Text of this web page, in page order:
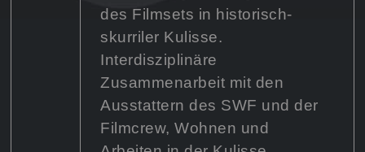
des Filmsets in historisch-
skurriler Kulisse.
Interdisziplinäre
Zusammenarbeit mit den
Ausstattern des SWF und der
Filmcrew, Wohnen und